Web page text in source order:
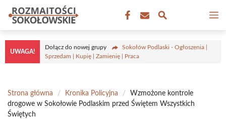
Przejdź
treści
UWAGA!
Dołącz do nowej grupy
Sokołów Podlaski - Ogłoszenia |
Sprzedam | Kupię | Zamienię | Praca
Strona główna / Kronika Policyjna /
Wzmożone kontrole
drogowe w Sokołowie Podlaskim przed Świętem Wszystkich
Świętych